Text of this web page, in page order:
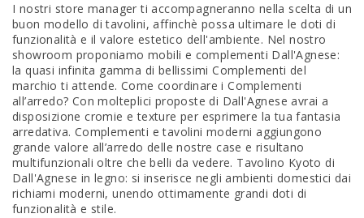
I nostri store manager ti accompagneranno nella scelta di un
buon modello di tavolini, affinchè possa ultimare le doti di
funzionalità e il valore estetico dell'ambiente. Nel nostro
showroom proponiamo mobili e complementi Dall'Agnese:
la quasi infinita gamma di bellissimi Complementi del
marchio ti attende. Come coordinare i Complementi
all’arredo? Con molteplici proposte di Dall'Agnese avrai a
disposizione cromie e texture per esprimere la tua fantasia
arredativa. Complementi e tavolini moderni aggiungono
grande valore all’arredo delle nostre case e risultano
multifunzionali oltre che belli da vedere. Tavolino Kyoto di
Dall'Agnese in legno: si inserisce negli ambienti domestici dai
richiami moderni, unendo ottimamente grandi doti di
funzionalità e stile.